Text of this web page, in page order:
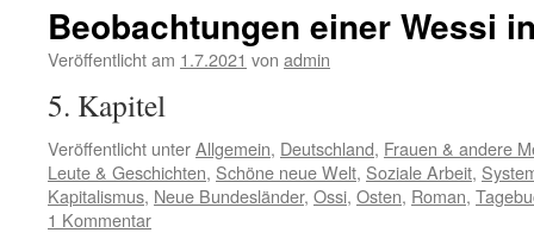
Beobachtungen einer Wessi
Veröffentlicht am 1.7.2021 von admin
5. Kapitel
Veröffentlicht unterAllgemein, Deutschland, Frauen & andere
Leute & Geschichten, Schöne neue Welt, Soziale Arbeit,
Kapitalismus, Neue Bundesländer, Ossi, Osten, Roman,
1 Kommentar